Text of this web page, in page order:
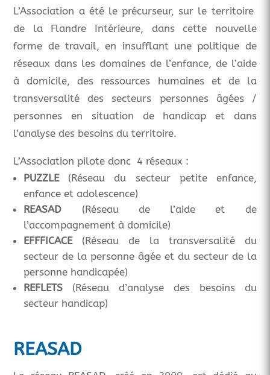
L’Association a été le précurseur, sur le territoire
de la Flandre Intérieure, dans cette nouvelle
forme de travail, en insufflant une politique de
réseaux dans les domaines de l’enfance, de l’aide
à domicile, des ressources humaines et de la
transversalité des secteurs personnes âgées /
personnes en situation de handicap et dans
l’analyse des besoins du territoire.
L’Association pilote donc 4 réseaux :
PUZZLE
(Réseau du secteur petite enfance,
enfance et adolescence)
REASAD
(Réseau de l’aide et de
l’accompagnement à domicile)
EFFFICACE
(Réseau de la transversalité du
secteur de la personne âgée et du secteur de la
personne handicapée)
REFLETS
(Réseau d’analyse des besoins du
secteur handicap)
REASAD